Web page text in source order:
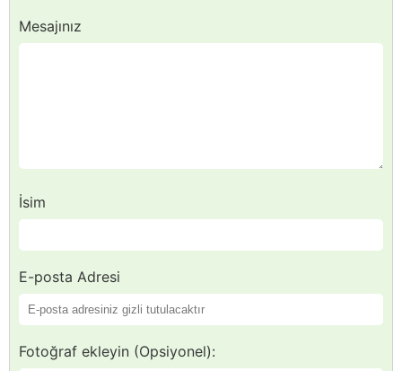
Mesajınız
İsim
E-posta Adresi
Fotoğraf ekleyin (Opsiyonel):